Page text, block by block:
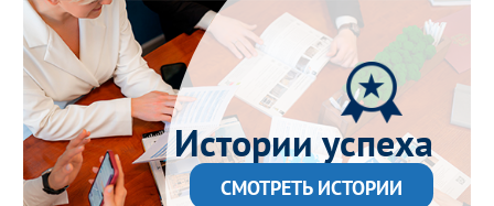
Истории успеха
СМОТРЕТЬ ИСТОРИИ